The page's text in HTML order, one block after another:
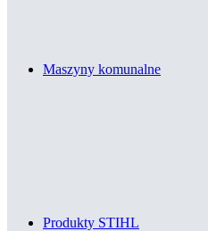
Maszyny komunalne
Produkty STIHL